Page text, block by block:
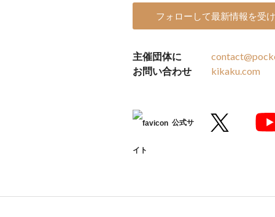
フォローして最新情報を受
主催団体に
お問い合わせ
kikaku.com
公式サ
イト